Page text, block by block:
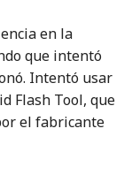
en la
que intentó
Intentó usar
Flash Tool, que
el fabricante